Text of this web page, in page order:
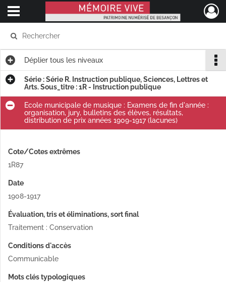
Mémoire Vive patrimoine numérisé de Besançon
Ouvrir le menu déroulant
Déplier tous les niveaux
Série : Série R. Instruction publique, Sciences, Lettres et
Arts. Sous_titre : 1R - Instruction publique
Ecole municipale de musique : Examens de fin d'année :
organisation, jury, bulletins des élèves, résultats,
distribution de prix années 1909-1917 (lacunes)
Cote/Cotes extrêmes
1R87
Date
1908-1917
Évaluation, tris et éliminations, sort final
Traitement : Conservation
Conditions d'accès
Communicable
Mots clés typologiques